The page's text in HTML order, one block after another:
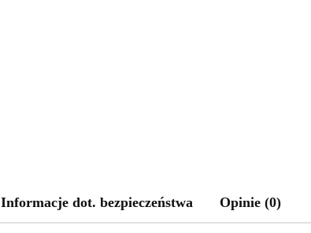
Informacje dot. bezpieczeństwa Opinie (0)